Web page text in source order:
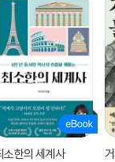
소한의 세계사